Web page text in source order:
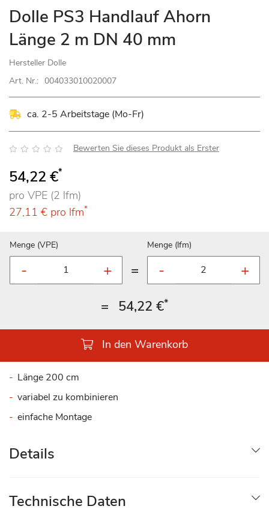
Zum
Anfang
der
Bildgalerie
springen
Dolle PS3 Handlauf Ahorn
Länge 2 m DN 40 mm
Hersteller Dolle
Art. Nr.: 004033010020007
ca. 2-5 Arbeitstage (Mo-Fr)
Bewertung: Bewerten Sie dieses Produkt als Erster
54,22 €*
pro VPE (2 lfm)
27,11 € pro lfm*
Menge (VPE)
=
Menge (lfm)
= 54,22 €*
In den Warenkorb
Länge 200 cm
variabel zu kombinieren
einfache Montage
Details
Technische Daten